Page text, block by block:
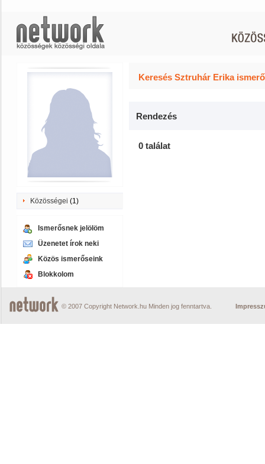
Közösségei (1)
Ismerősnek jelölöm
Üzenetet írok neki
Közös ismerőseink
Blokkolom
Keresés Sztruhár Erika
Rendezés
0 találat
© 2007 Copyright Network.hu Minden jog fenntartva.